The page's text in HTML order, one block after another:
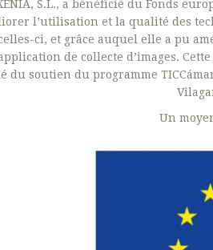
S.L., a bénéficié du Fonds
l’utilisation et la qualité des
celles-ci, et grâce auquel elle a pu
de collecte d’images.
du soutien du programme
Un